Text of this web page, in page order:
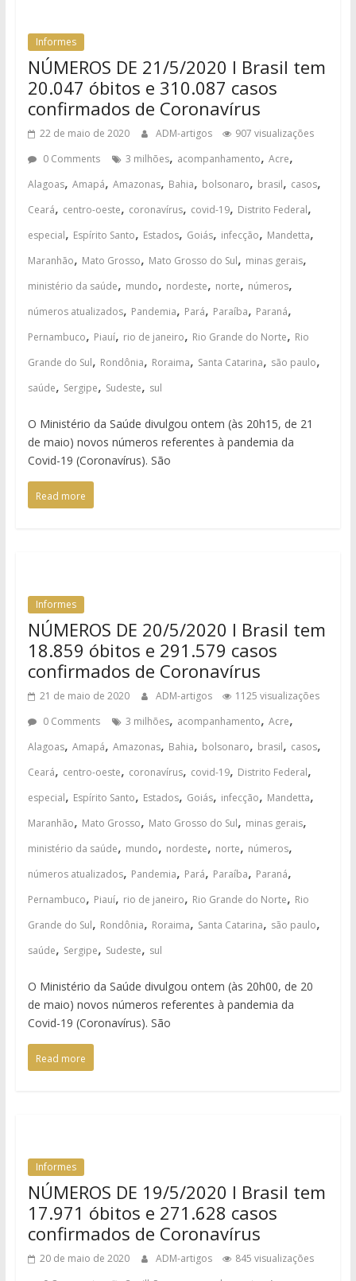
Informes
NÚMEROS DE 21/5/2020 I Brasil tem
20.047 óbitos e 310.087 casos
confirmados de Coronavírus
22 de maio de 2020 ADM-artigos
907 visualizações
0 Comments
3 milhões, acompanhamento, Acre,
Alagoas, Amapá, Amazonas, Bahia, bolsonaro, brasil, casos,
Ceará, centro-oeste, coronavírus, covid-19, Distrito Federal,
especial, Espírito Santo, Estados, Goiás, infecção, Mandetta,
Maranhão, Mato Grosso, Mato Grosso do Sul, minas gerais,
ministério da saúde, mundo, nordeste, norte, números,
números atualizados, Pandemia, Pará, Paraíba, Paraná,
Pernambuco, Piauí, rio de janeiro, Rio Grande do Norte, Rio
Grande do Sul, Rondônia, Roraima, Santa Catarina, são paulo,
saúde, Sergipe, Sudeste, sul
O Ministério da Saúde divulgou ontem (às 20h15, de 21
de maio) novos números referentes à pandemia da
Covid-19 (Coronavírus). São
Read more
Informes
NÚMEROS DE 20/5/2020 I Brasil tem
18.859 óbitos e 291.579 casos
confirmados de Coronavírus
21 de maio de 2020 ADM-artigos
1125 visualizações
0 Comments
3 milhões, acompanhamento, Acre,
Alagoas, Amapá, Amazonas, Bahia, bolsonaro, brasil, casos,
Ceará, centro-oeste, coronavírus, covid-19, Distrito Federal,
especial, Espírito Santo, Estados, Goiás, infecção, Mandetta,
Maranhão, Mato Grosso, Mato Grosso do Sul, minas gerais,
ministério da saúde, mundo, nordeste, norte, números,
números atualizados, Pandemia, Pará, Paraíba, Paraná,
Pernambuco, Piauí, rio de janeiro, Rio Grande do Norte, Rio
Grande do Sul, Rondônia, Roraima, Santa Catarina, são paulo,
saúde, Sergipe, Sudeste, sul
O Ministério da Saúde divulgou ontem (às 20h00, de 20
de maio) novos números referentes à pandemia da
Covid-19 (Coronavírus). São
Read more
Informes
NÚMEROS DE 19/5/2020 I Brasil tem
17.971 óbitos e 271.628 casos
confirmados de Coronavírus
20 de maio de 2020 ADM-artigos
845 visualizações